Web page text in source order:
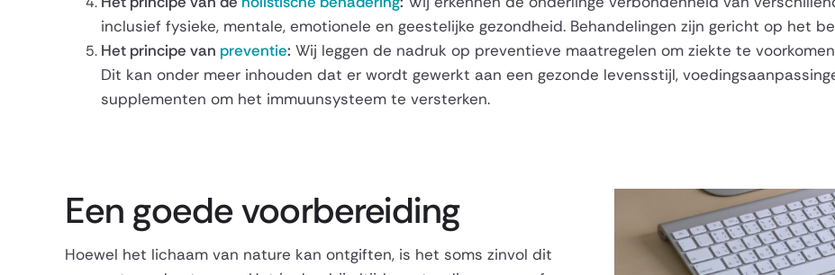
inclusief fysieke, mentale, emotionele en geestelijke gezondheid. Behandelingen zijn gericht op het
Het principe van preventie: Wij leggen de nadruk op preventieve maatregelen om ziekte te
Dit kan onder meer inhouden dat er wordt gewerkt aan een gezonde levensstijl,
supplementen om het immuunsysteem te versterken.
Een goede voorbereiding
Hoewel het lichaam van nature kan ontgiften, is het soms zinvol dit